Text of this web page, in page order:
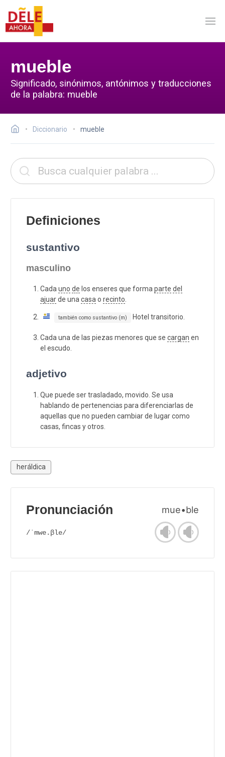
mueble
Significado, sinónimos, antónimos y traducciones
de la palabra: mueble
Diccionario mueble
Definiciones
sustantivo
masculino
Cada uno de los enseres que forma parte del
ajuarde una casa o recinto
también como sustantivo (m) Hotel transitorio.
Cada una de las piezas menores que se cargan en
el escudo.
adjetivo
Que puede ser trasladado, movido. Se usa
hablando de pertenencias para diferenciarlas de
aquellas que no pueden cambiar de lugar como
casas, fincas y otros.
heráldica
Pronunciación mue•ble
/ˈmwe.βle/